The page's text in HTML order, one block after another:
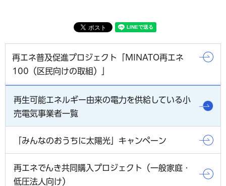
再エネ普及促進プロジェクト「MINATO再エネ
100（区民向けの取組）」
再生可能エネルギー由来の電力を供給している小
売電気事業者一覧
「みんなのおうちに太陽光」キャンペーン
再エネでんき共同購入プロジェクト（一般家庭・
低圧法人向け）